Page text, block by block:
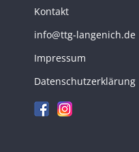
Kontakt
info@ttg-langenich.de
Impressum
Datenschutzerklärung